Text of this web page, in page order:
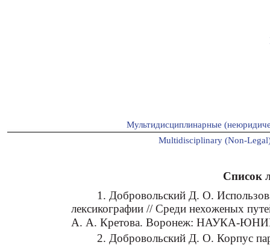
Мультидисциплинарные
Multidisciplinary (Non-
Список
1. Добровольский Д. О.
лексикографии // Среди нехоженых
А. А. Кретова. Воронеж: НАУКА-
2. Добровольский Д. О. Корпус